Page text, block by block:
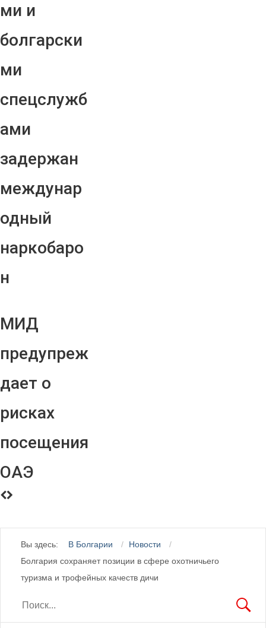
ми и
болгарски
ми
спецслужб
ами
задержан
междунар
одный
наркобаро
н
МИД
предупреж
дает о
рисках
посещения
ОАЭ
Вы здесь: В Болгарии
Новости
Болгария сохраняет позиции в сфере охотничьего
туризма и трофейных качеств дичи